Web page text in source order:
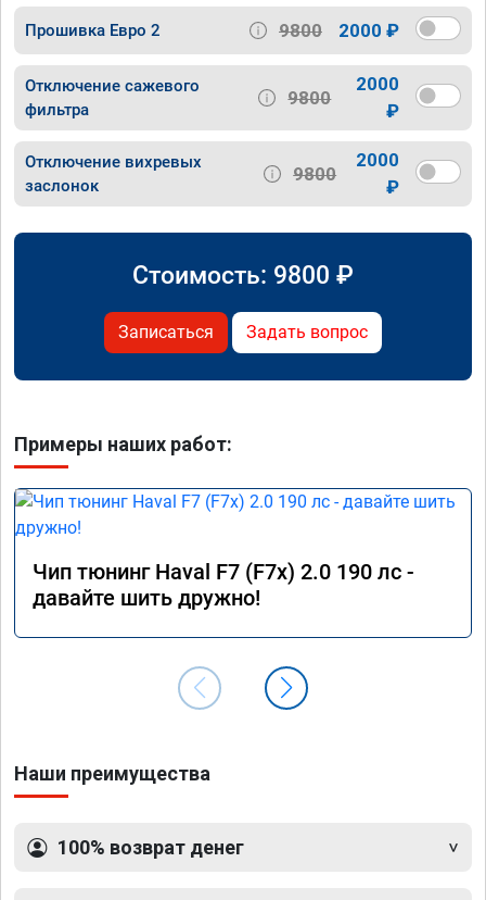
Прошивка Евро 2 9800 2000 ₽
Отключение сажевого
фильтра
9800
2000
₽
Отключение вихревых
заслонок
9800
2000
₽
Стоимость: 9800 ₽
Записаться Задать вопрос
Примеры наших работ:
Чип тюнинг Haval F7 (F7x) 2.0 190 лс -
давайте шить дружно!
Наши преимущества
100% возврат денег